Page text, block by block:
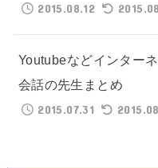
2015.08.12
Youtubeなどインター
会話の先生まとめ
2015.07.31